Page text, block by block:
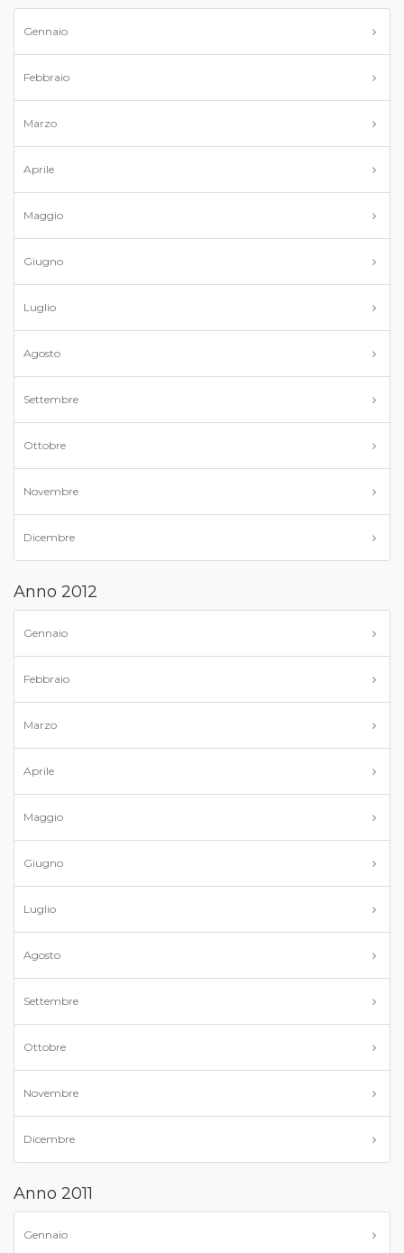
Gennaio
Febbraio
Marzo
Aprile
Maggio
Giugno
Luglio
Agosto
Settembre
Ottobre
Novembre
Dicembre
Anno 2012
Gennaio
Febbraio
Marzo
Aprile
Maggio
Giugno
Luglio
Agosto
Settembre
Ottobre
Novembre
Dicembre
Anno 2011
Gennaio